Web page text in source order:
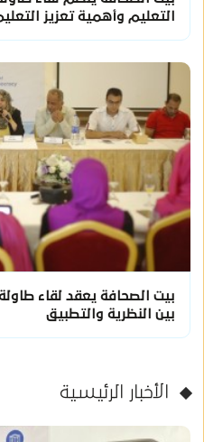
التعليم وأهمية تعزيز
بيت الصحافة يعقد لقاء
بين النظرية والتطبيق
الأخبار الرئيسية